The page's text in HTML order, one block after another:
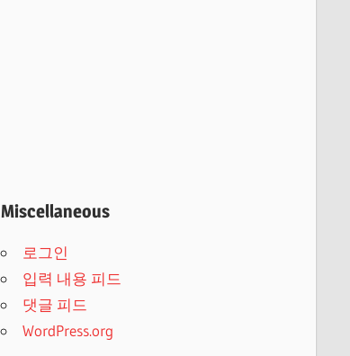
Miscellaneous
로그인
입력 내용 피드
댓글 피드
WordPress.org